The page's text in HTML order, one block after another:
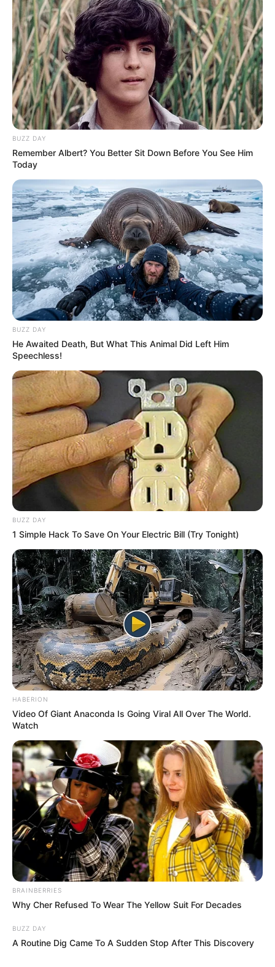
BUZZ DAY
Remember Albert? You Better Sit Down Before You See Him
Today
BUZZ DAY
He Awaited Death, But What This Animal Did Left Him
Speechless!
BUZZ DAY
1 Simple Hack To Save On Your Electric Bill (Try Tonight)
HABERION
Video Of Giant Anaconda Is Going Viral All Over The World.
Watch
BRAINBERRIES
Why Cher Refused To Wear The Yellow Suit For Decades
BUZZ DAY
A Routine Dig Came To A Sudden Stop After This Discovery